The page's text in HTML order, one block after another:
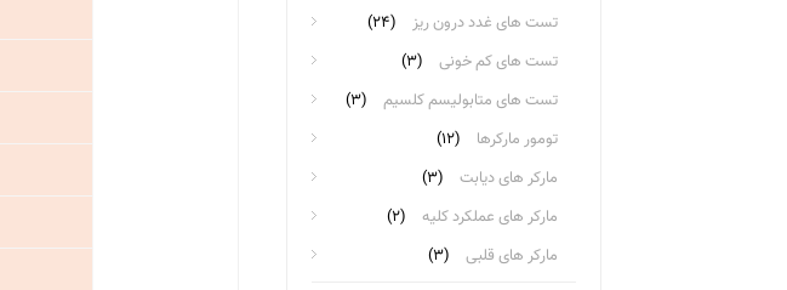
تست های غدد درون ریز
(۲۴)
تست های کم خونی
(۳)
تست های متابولیسم کلسیم
(۳)
تومور مارکرها
(۱۲)
مارکر های دیابت
(۳)
مارکر های عملکرد کلیه
(۲)
مارکر های قلبی
(۳)